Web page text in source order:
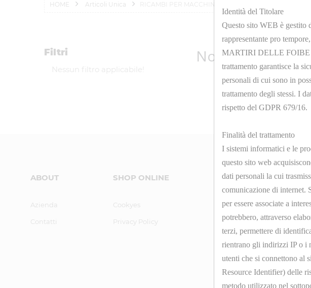
HOME Articoli Unica RICAMBI PER MACCHINE LAVASECCO E ACQUA
Filtri
Nessun filtro applicabile!
Non ci sono
ABOUT
Azienda
Contatti
SHOP ONLINE
Cookyes
Privacy Policy
Identità del Titolare
Questo sito WEB è gestito
rappresentante pro
MARTIRI DELLE FOIBE
trattamento garantisce la
personali di cui sono in
trattamento degli stessi. I
rispetto del GDPR 679/16.
Finalità del trattamento
I sistemi informatici e le
questo sito web
dati personali la cui
comunicazione di internet.
per essere associate a
potrebbero, attraverso
terzi, permettere di
rientrano gli indirizzi IP o i
utenti che si connettono
Resource Identifier) delle
metodo utilizzato nel